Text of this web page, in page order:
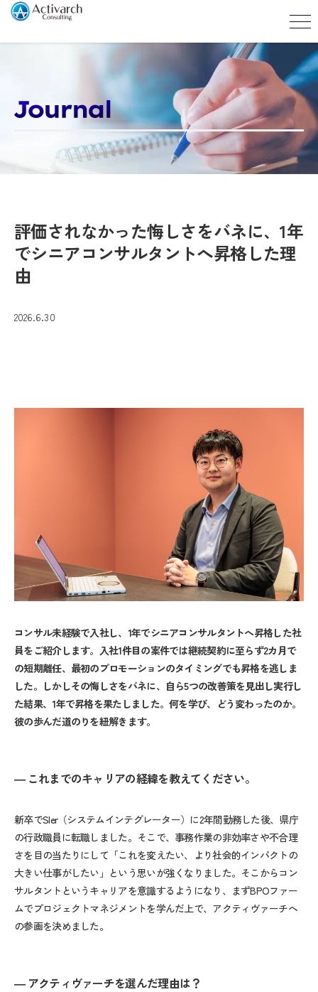
評価されなかった悔しさをバネに、1年
でシニアコンサルタントへ昇格した理
由
2026.6.30
コンサル未経験で入社し、1年でシニアコンサルタントへ昇格した社
員をご紹介します。入社1件目の案件では継続契約に至らず2カ月で
の短期離任、最初のプロモーションのタイミングでも昇格を逃しま
した。しかしその悔しさをバネに、自ら5つの改善策を見出し実行し
た結果、1年で昇格を果たしました。何を学び、どう変わったのか。
彼の歩んだ道のりを紐解きます。
― これまでのキャリアの経緯を教えてください。
新卒でSIer（システムインテグレーター）に2年間勤務した後、県庁
の行政職員に転職しました。そこで、事務作業の非効率さや不合理
さを目の当たりにして「これを変えたい、より社会的インパクトの
大きい仕事がしたい」という思いが強くなりました。そこからコン
サルタントというキャリアを意識するようになり、まずBPOファー
ムでプロジェクトマネジメントを学んだ上で、アクティヴァーチへ
の参画を決めました。
― アクティヴァーチを選んだ理由は？